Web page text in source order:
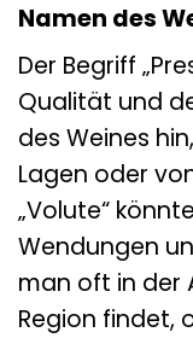
Namen des
Der Begriff
Qualität und
des Weines
Lagen oder
„Volute“
Wendungen
man oft in der
Region findet,